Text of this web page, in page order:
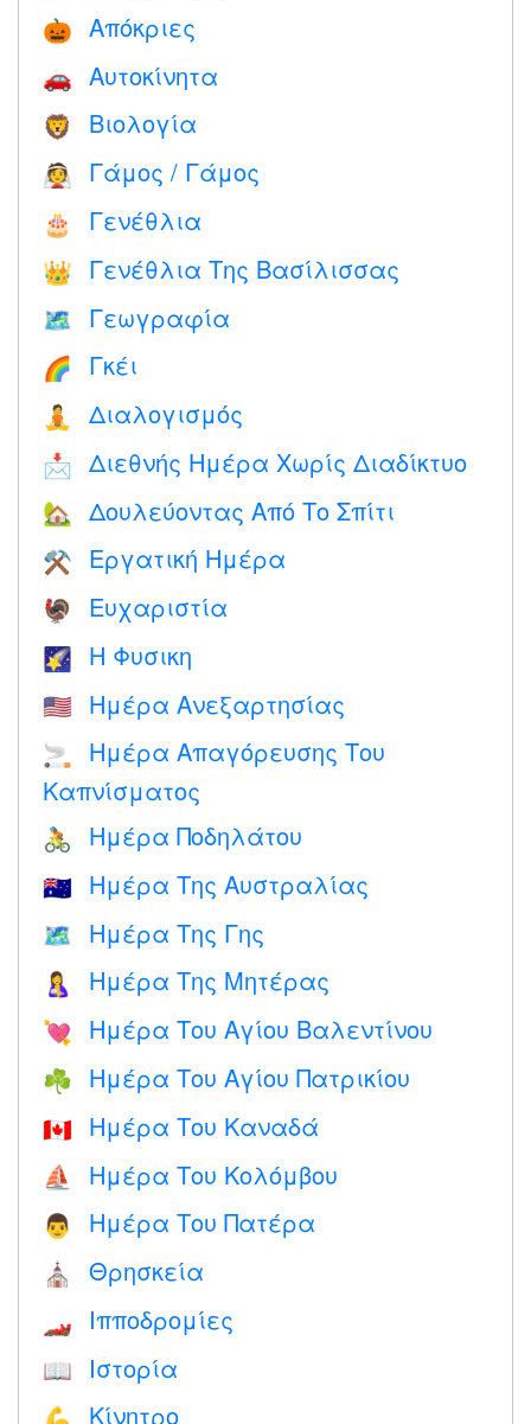
🎃 Απόκριες
🚗 Αυτοκίνητα
🦁 Βιολογία
👰 Γάμος / Γάμος
🎂 Γενέθλια
👑 Γενέθλια Της Βασίλισσας
🗺 Γεωγραφία
🌈 Γκέι
🧘 Διαλογισμός
📩 Διεθνής Ημέρα Χωρίς Διαδίκτυο
🏡 Δουλεύοντας Από Το Σπίτι
⚒️ Εργατική Ημέρα
🦃 Ευχαριστία
🌠 Η Φυσικη
🇺🇸 Ημέρα Ανεξαρτησίας
🚬
Ημέρα Απαγόρευσης Του
Καπνίσματος
🚴 Ημέρα Ποδηλάτου
🇦🇺 Ημέρα Της Αυστραλίας
🗺️ Ημέρα Της Γης
🤱 Ημέρα Της Μητέρας
💘 Ημέρα Του Αγίου Βαλεντίνου
☘️ Ημέρα Του Αγίου Πατρικίου
🇨🇦 Ημέρα Του Καναδά
⛵️ Ημέρα Του Κολόμβου
👨 Ημέρα Του Πατέρα
⛪️ Θρησκεία
🏎 Ιπποδρομίες
📖 Ιστορία
Κίνητρο